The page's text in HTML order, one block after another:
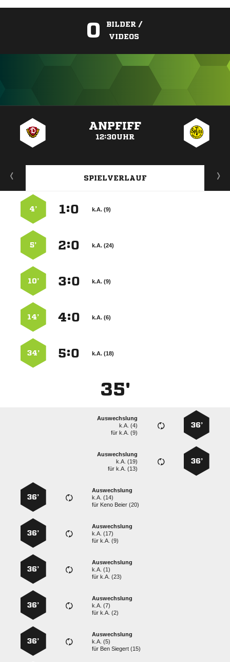
0
BILDER /
VIDEOS
ANPFIFF
12:30UHR
SPIELVERLAUF
k.A. (9)
:
4’
k.A. (24)
:
5’
k.A. (9)
:
10’
k.A. (6)
:
14’
k.A. (18)
:
34’
35'
36’
Auswechslung
k.A. (4)
fürk.A. (9)
36’
Auswechslung
k.A. (19)
fürk.A. (13)
Auswechslung
k.A. (14)
für   
36’
Auswechslung
k.A. (17)
fürk.A. (9)
36’
Auswechslung
k.A. (1)
fürk.A. (23)
36’
Auswechslung
k.A. (7)
fürk.A. (2)
36’
Auswechslung
k.A. (5)
für   
36’